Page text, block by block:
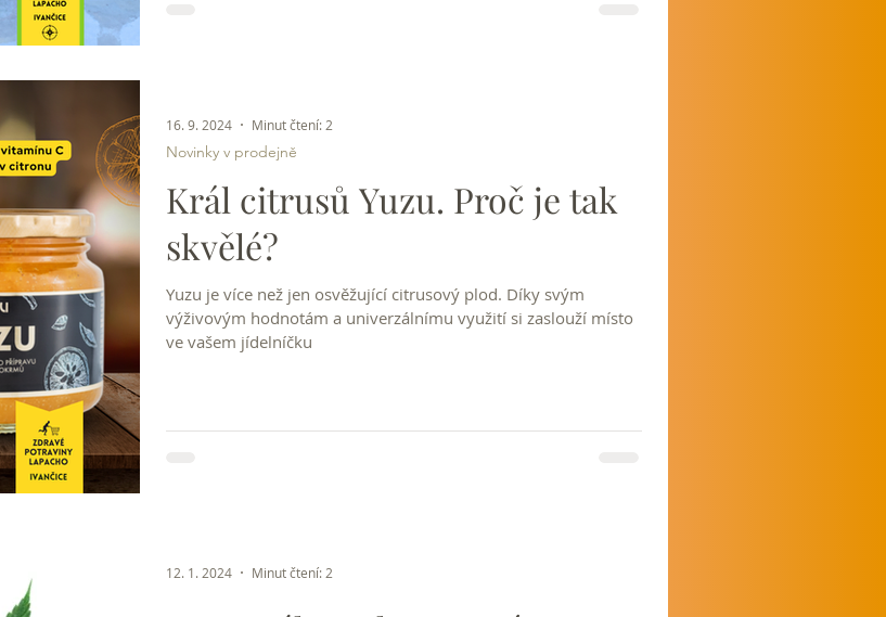
Král citrusů Yuzu. Proč je tak
skvělé?
Yuzu je více než jen osvěžující citrusový plod. Díky svým
výživovým hodnotám a univerzálnímu využití si zaslouží místo
ve vašem jídelníčku
Novinky v prodejně
16. 9. 2024 Minut čtení: 2
12. 1. 2024 Minut čtení: 2